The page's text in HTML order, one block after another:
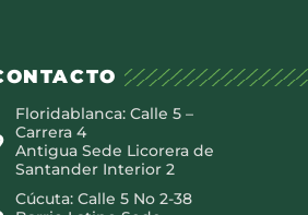
Floridablanca: Calle 5 –
Carrera 4
Antigua Sede Licorera de
Santander Interior 2
Cúcuta: Calle 5 No 2-38